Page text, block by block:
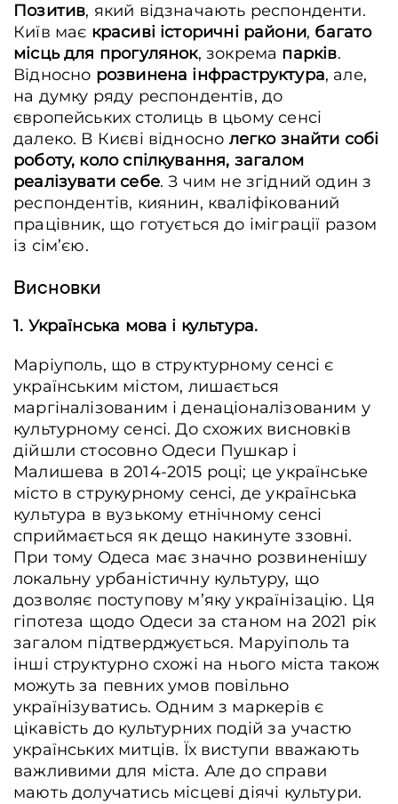
Позитив, який відзначають респонденти.
Київ має красиві історичні райони, багато
місць для прогулянок, зокрема парків.
Відносно розвинена інфраструктура, але,
на думку ряду респондентів, до
європейських столиць в цьому сенсі
далеко. В Києві відносно легко знайти собі
роботу, коло спілкування, загалом
реалізувати себе. З чим не згідний один з
респондентів, киянин, кваліфікований
працівник, що готується до іміграції разом
із сім’єю.
Висновки
1. Українська мова і культура.
Маріуполь, що в структурному сенсі є
українським містом, лишається
маргіналізованим і денаціоналізованим у
культурному сенсі. До схожих висновків
дійшли стосовно Одеси Пушкар і
Малишева в 2014-2015 році; це українське
місто в струкурному сенсі, де українська
культура в вузькому етнічному сенсі
сприймається як дещо накинуте ззовні.
При тому Одеса має значно розвиненішу
локальну урбаністичну культуру, що
дозволяє поступову м’яку українізацію. Ця
гіпотеза щодо Одеси за станом на 2021 рік
загалом підтверджується. Маруіполь та
інші структурно схожі на нього міста також
можуть за певних умов повільно
українізуватись. Одним з маркерів є
цікавість до культурних подій за участю
українських митців. Їх виступи вважають
важливими для міста. Але до справи
мають долучатись місцеві діячі культури.